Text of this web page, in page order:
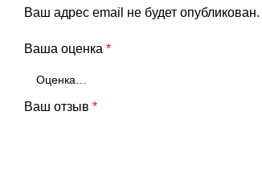
Ваш адрес email не будет опубликован.
Ваша оценка *
Ваш отзыв *